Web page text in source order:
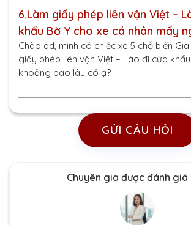
6.Làm giấy phép liên vận Việt –
khẩu Bờ Y cho xe cá nhân mấy
Chào ad, mình có chiếc xe 5 chỗ biển
giấy phép liên vận Việt – Lào đi cửa
khoảng bao lâu có ạ?
GỬI CÂU HỎI
Chuyên gia được đánh giá